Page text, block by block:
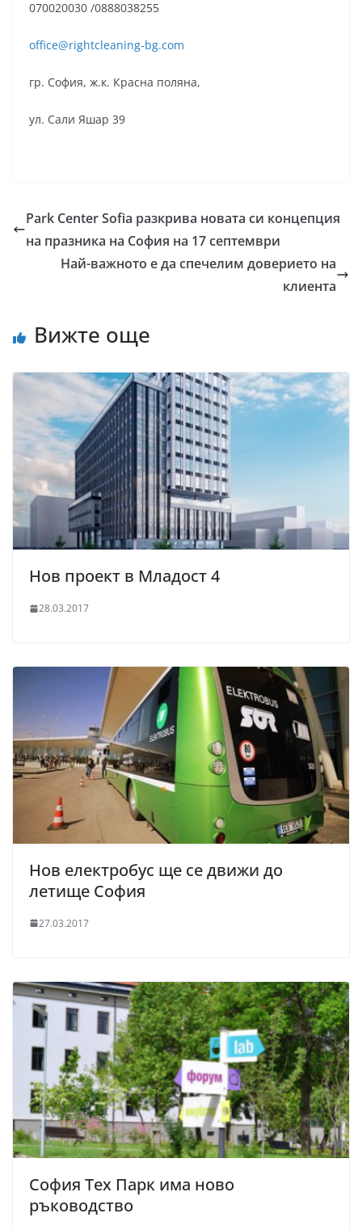
070020030 /0888038255
office@rightcleaning-bg.com
гр. София, ж.к. Красна поляна,
ул. Сали Яшар 39
Park Center Sofia разкрива новата си концепция
на празника на София на 17 септември
Най-важното е да спечелим доверието на
клиента
Вижте още
Нов проект в Младост 4
28.03.2017
Нов електробус ще се движи до
летище София
27.03.2017
София Тех Парк има ново
ръководство